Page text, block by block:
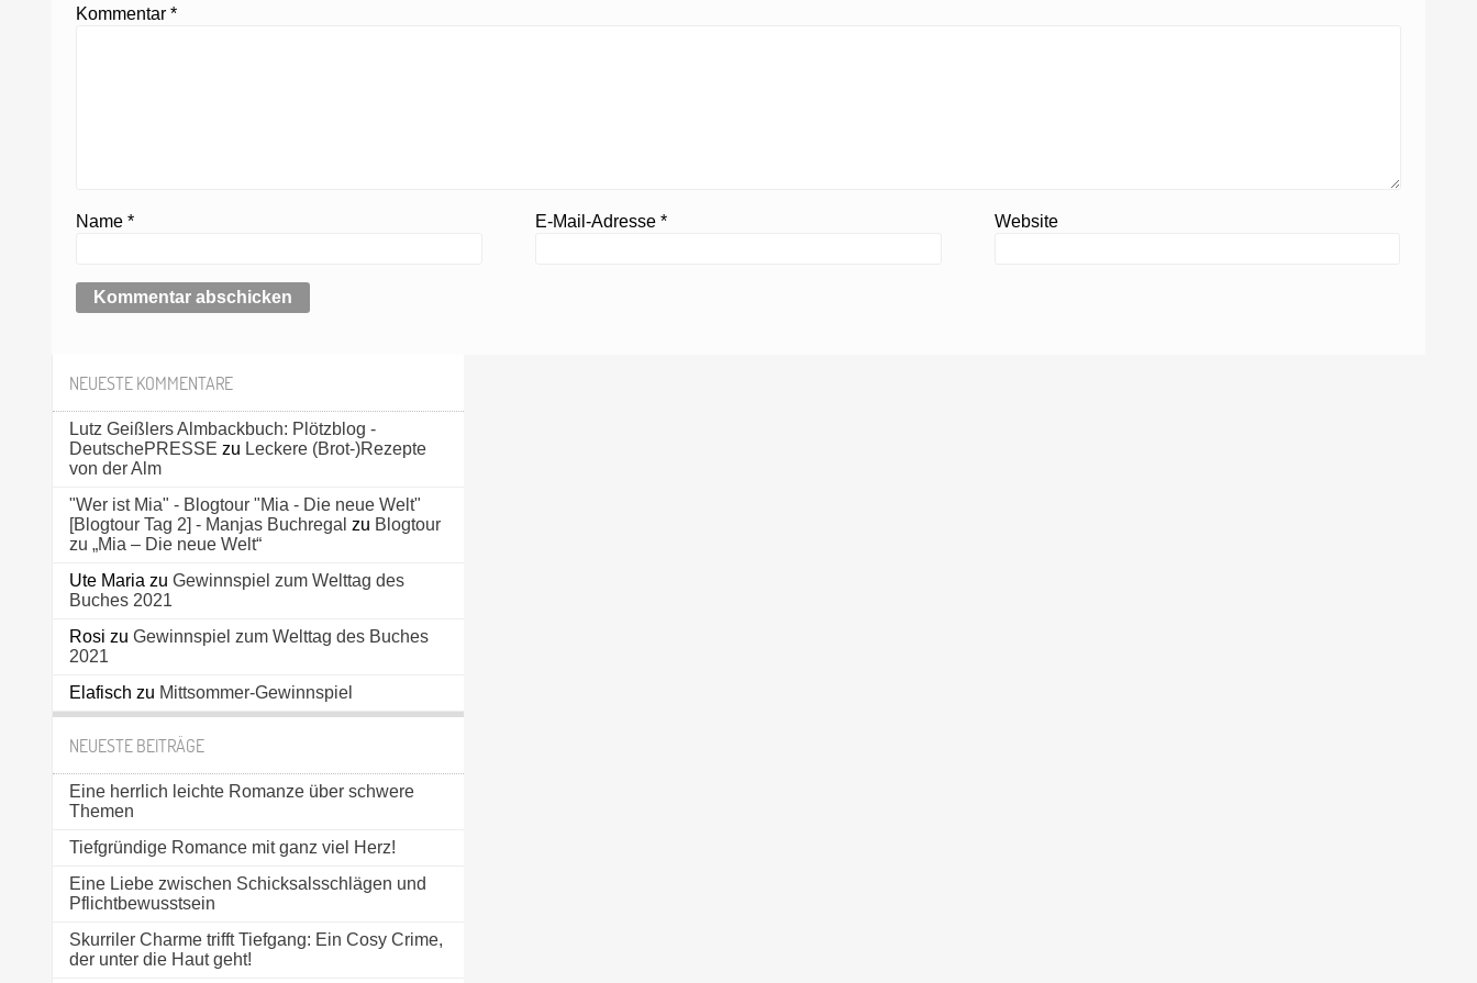
Kommentar*
Name* E-Mail-Adresse* Website
NEUESTE KOMMENTARE
Lutz Geißlers Almbackbuch: Plötzblog -
DeutschePRESSE zu Leckere (Brot-)Rezepte
von der Alm
"Wer ist Mia" - Blogtour "Mia - Die neue Welt"
[Blogtour Tag 2] - Manjas Buchregal zu Blogtour
zu „Mia – Die neue Welt“
Ute Maria zu Gewinnspiel zum Welttag des
Buches 2021
Rosi zu Gewinnspiel zum Welttag des Buches
2021
Elafisch zu Mittsommer-Gewinnspiel
NEUESTE BEITRÄGE
Eine herrlich leichte Romanze über schwere
Themen
Tiefgründige Romance mit ganz viel Herz!
Eine Liebe zwischen Schicksalsschlägen und
Pflichtbewusstsein
Skurriler Charme trifft Tiefgang: Ein Cosy Crime,
der unter die Haut geht!